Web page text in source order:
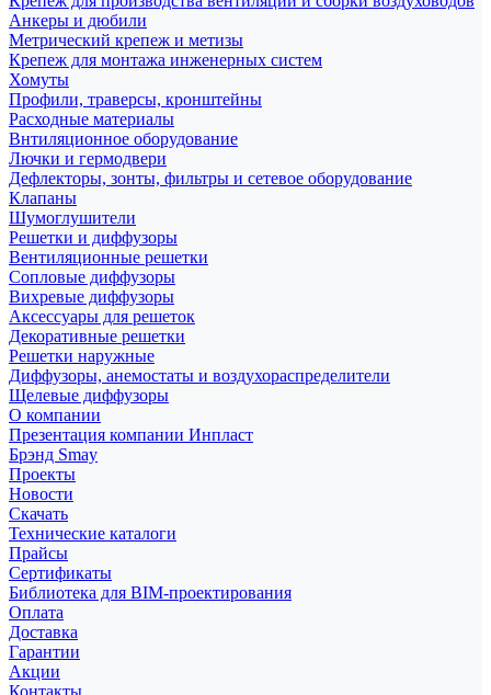
Анкеры и дюбили
Метрический крепеж и метизы
Крепеж для монтажа инженерных систем
Хомуты
Профили, траверсы, кронштейны
Расходные материалы
Внтиляционное оборудование
Лючки и гермодвери
Дефлекторы, зонты, фильтры и сетевое оборудование
Клапаны
Шумоглушители
Решетки и диффузоры
Вентиляционные решетки
Сопловые диффузоры
Вихревые диффузоры
Аксессуары для решеток
Декоративные решетки
Решетки наружные
Диффузоры, анемостаты и воздухораспределители
Щелевые диффузоры
О компании
Презентация компании Инпласт
Брэнд Smay
Проекты
Новости
Скачать
Технические каталоги
Прайсы
Сертификаты
Библиотека для BIM-проектирования
Оплата
Доставка
Гарантии
Акции
Контакты